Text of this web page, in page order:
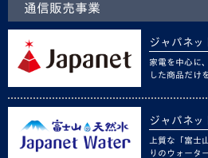
通信販売事業
ジャパネッ
家電を中心に
した商品だけ
ジャパネッ
上質な「富士
りのウォータ